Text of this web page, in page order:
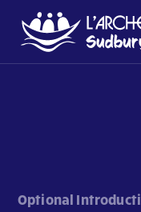
Optional